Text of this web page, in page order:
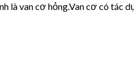
là van cơ hỏng.Van cơ có tác